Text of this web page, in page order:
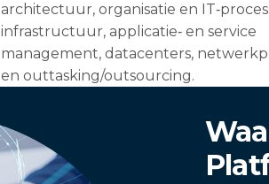
architectuur, organisatie en
infrastructuur, applicatie‑ en service
management, datacenters,
en outtasking/outsourcing.